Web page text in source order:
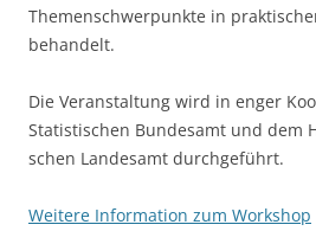
Themenschwerpunkte in
behandelt.
Die Veranstaltung wird in enger
Statistischen Bundesamt und dem
schen Landesamt durchgeführt.
Weitere Information zum Workshop